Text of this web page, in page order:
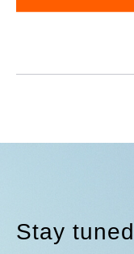
Stay tuned